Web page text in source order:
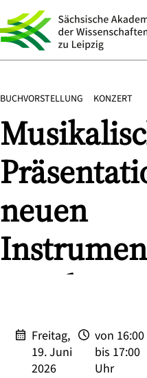
BUCHVORSTELLUNG KONZERT
neuen
Philipp
Freitag,
19. Juni
2026
von 16:00
bis 17:00
Uhr